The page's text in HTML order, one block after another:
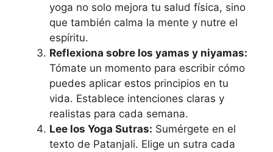
yoga no solo mejora tu salud física, sino
que también calma la mente y nutre el
espíritu.
Reflexiona sobre los yamas y niyamas:
Tómate un momento para escribir cómo
puedes aplicar estos principios en tu
vida. Establece intenciones claras y
realistas para cada semana.
Lee los Yoga Sutras: Sumérgete en el
texto de Patanjali. Elige un sutra cada